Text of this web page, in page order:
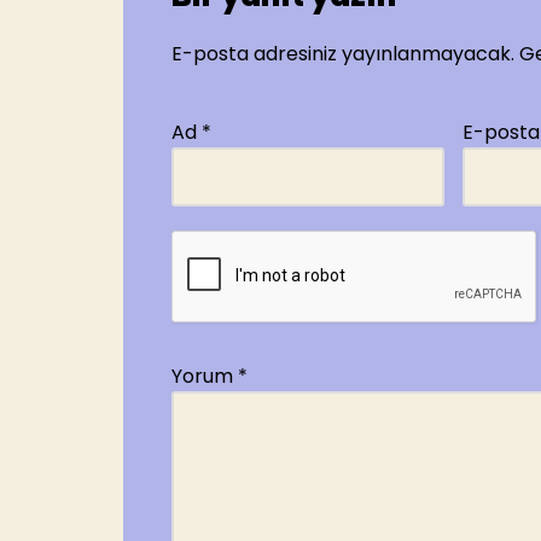
E-posta adresiniz yayınlanmayacak.
Ad * E-posta
Yorum *